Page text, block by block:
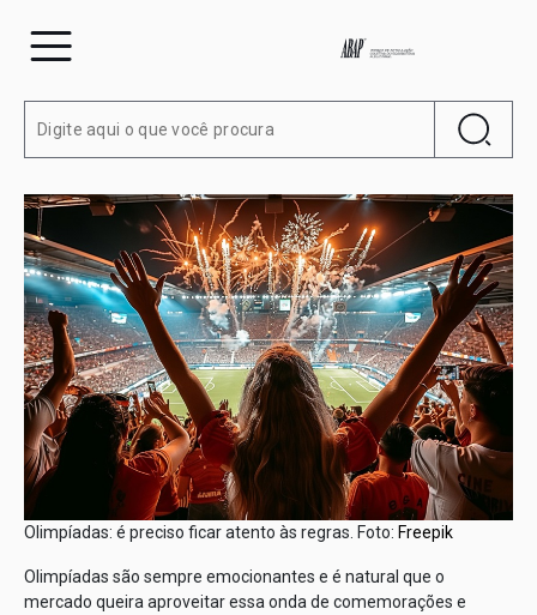
Olimpíadas: é preciso ficar atento às regras. Foto: Freepik
Olimpíadas são sempre emocionantes e é natural que o
mercado queira aproveitar essa onda de comemorações e